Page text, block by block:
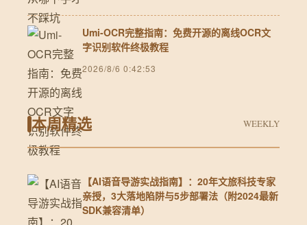
Umi-OCR完整指南：免费开源的离线OCR文
字识别软件终极教程
2026/8/6 0:42:53
本周精选 WEEKLY
【AI语音导游实战指南】：20年文旅科技专家
亲授，3大落地陷阱与5步部署法（附2024最新
SDK兼容清单）